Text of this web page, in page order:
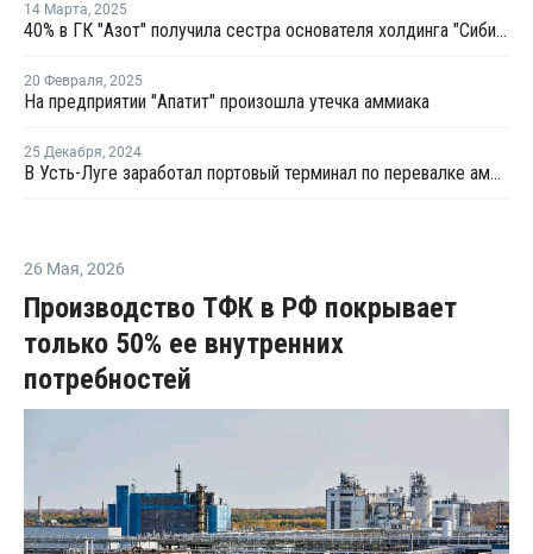
14 Марта, 2025
40% в ГК "Азот" получила сестра основателя холдинга "Сибирский деловой союз"
20 Февраля, 2025
На предприятии "Апатит" произошла утечка аммиака
25 Декабря, 2024
В Усть-Луге заработал портовый терминал по перевалке аммиака
26 Мая, 2026
Производство ТФК в РФ покрывает
только 50% ее внутренних
потребностей